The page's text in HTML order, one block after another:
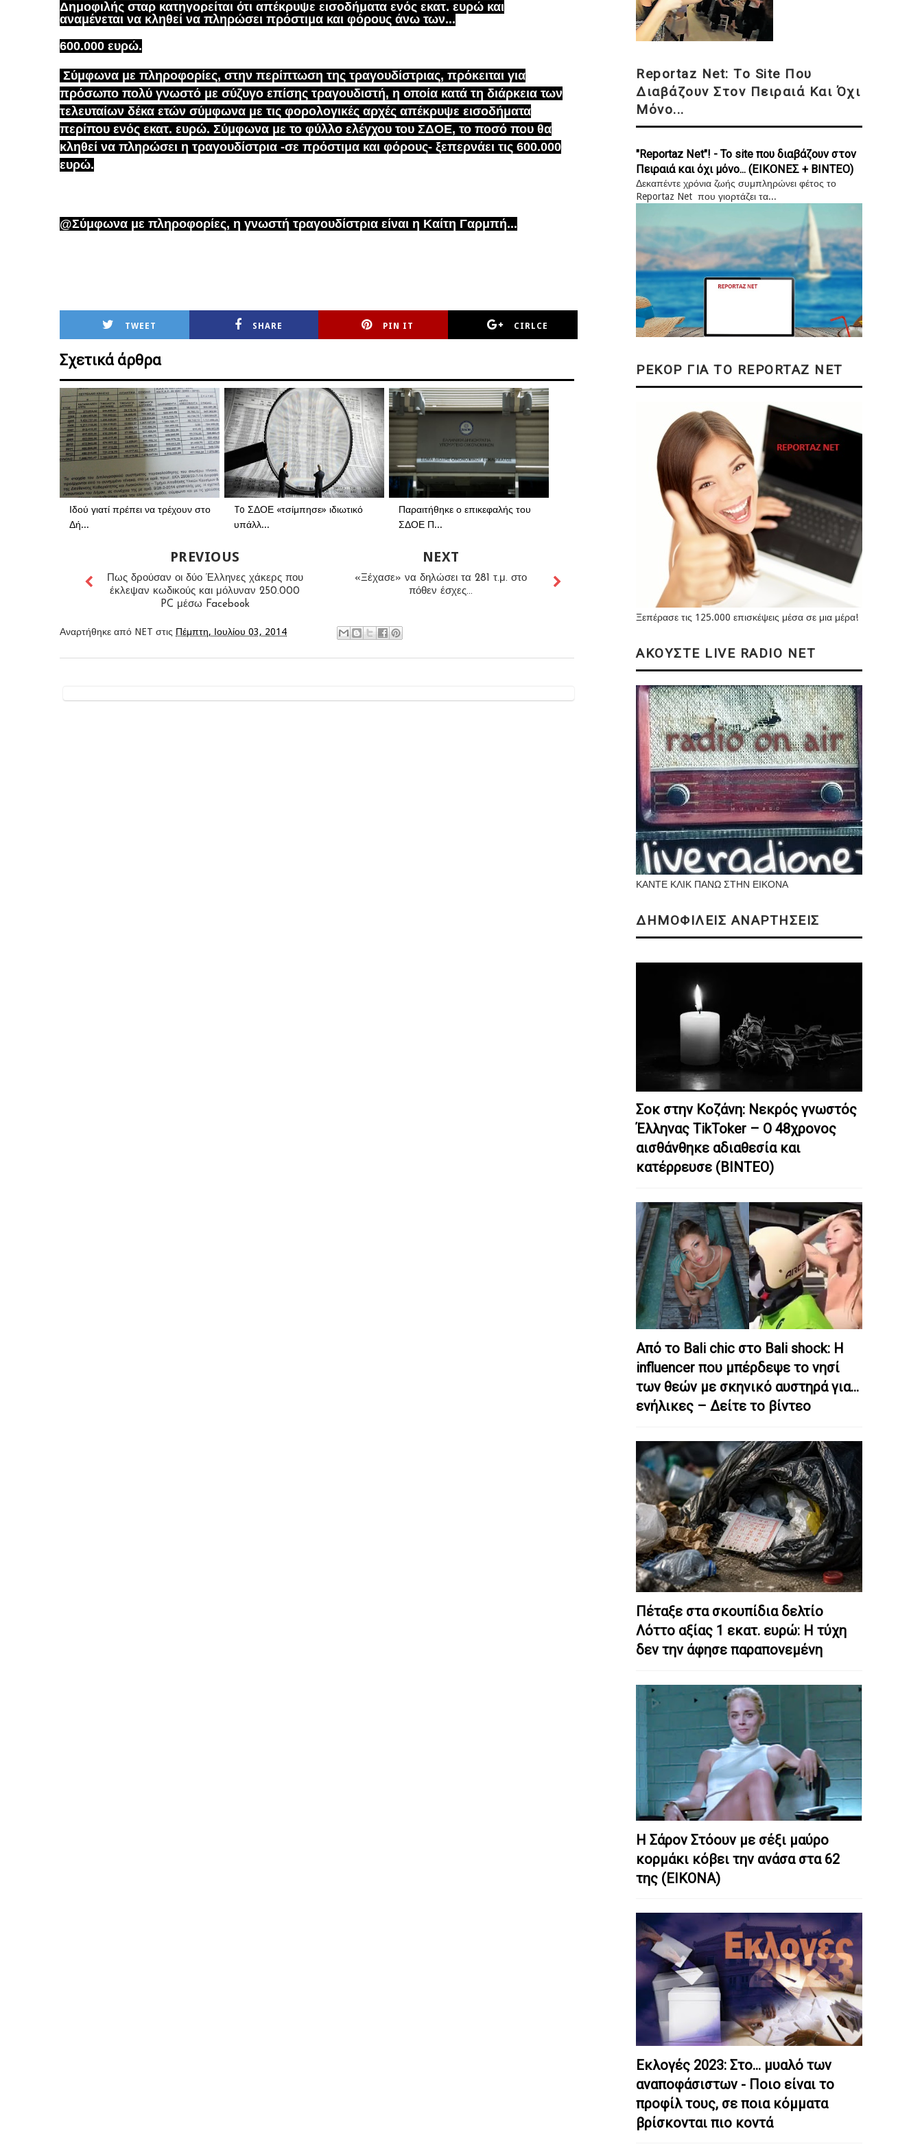
Δημοφιλής σταρ κατηγορείται ότι απέκρυψε εισοδήματα ενός εκατ. ευρώ και
αναμένεται να κληθεί να πληρώσει πρόστιμα και φόρους άνω των...
600.000 ευρώ.
Σύμφωνα με πληροφορίες, στην περίπτωση της τραγουδίστριας, πρόκειται για
πρόσωπο πολύ γνωστό με σύζυγο επίσης τραγουδιστή, η οποία κατά τη διάρκεια των
τελευταίων δέκα ετών σύμφωνα με τις φορολογικές αρχές απέκρυψε εισοδήματα
περίπου ενός εκατ. ευρώ. Σύμφωνα με το φύλλο ελέγχου του ΣΔΟΕ, το ποσό που θα
κληθεί να πληρώσει η τραγουδίστρια -σε πρόστιμα και φόρους- ξεπερνάει τις 600.000
ευρώ.
@Σύμφωνα με πληροφορίες, η γνωστή τραγουδίστρια είναι η Καίτη Γαρμπή...
TWEET SHARE PIN IT CIRLCE
Σχετικά άρθρα
Ιδού γιατί πρέπει να τρέχουν στο
Δή...
To ΣΔΟΕ «τσίμπησε» ιδιωτικό
υπάλλ...
Παραιτήθηκε ο επικεφαλής του
ΣΔΟΕ Π...
NEXT
«Ξέχασε» να δηλώσει τα 281 τ.μ. στο
πόθεν έσχες...
PREVIOUS
Πως δρούσαν οι δύο Έλληνες χάκερς που
έκλεψαν κωδικούς και μόλυναν 250.000
PC μέσω Facebook
Αναρτήθηκε από NET στις Πέμπτη, Ιουλίου 03, 2014
Reportaz Net: Το Site Που
Διαβάζουν Στον Πειραιά Και Όχι
Μόνο...
"Reportaz Net"! - Το site που διαβάζουν στον
Πειραιά και όχι μόνο... (ΕΙΚΟΝΕΣ + ΒΙΝΤΕΟ)
Δεκαπέντε χρόνια ζωής συμπληρώνει φέτος το
Reportaz Net που γιορτάζει τα...
ΡΕΚΟΡ ΓΙΑ ΤΟ REPORTAZ NET
Ξεπέρασε τις 125.000 επισκέψεις μέσα σε μια μέρα!
ΑΚΟΥΣΤΕ LIVE RADIO NET
ΚΑΝΤΕ ΚΛΙΚ ΠΑΝΩ ΣΤΗΝ ΕΙΚΟΝΑ
ΔΗΜΟΦΙΛΕΙΣ ΑΝΑΡΤΗΣΕΙΣ
Σοκ στην Κοζάνη: Nεκρός γνωστός
Έλληνας TikToker – Ο 48χρονος
αισθάνθηκε αδιαθεσία και
κατέρρευσε (ΒΙΝΤΕΟ)
Από το Bali chic στο Bali shock: Η
influencer που μπέρδεψε το νησί
των θεών με σκηνικό αυστηρά για…
ενήλικες – Δείτε το βίντεο
Πέταξε στα σκουπίδια δελτίο
Λόττο αξίας 1 εκατ. ευρώ: Η τύχη
δεν την άφησε παραπονεμένη
Η Σάρον Στόουν με σέξι μαύρο
κορμάκι κόβει την ανάσα στα 62
της (ΕΙΚΟΝΑ)
Εκλογές 2023: Στο… μυαλό των
αναποφάσιστων - Ποιο είναι το
προφίλ τους, σε ποια κόμματα
βρίσκονται πιο κοντά